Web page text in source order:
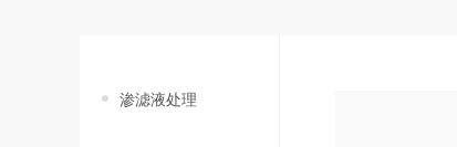
渗滤液处理